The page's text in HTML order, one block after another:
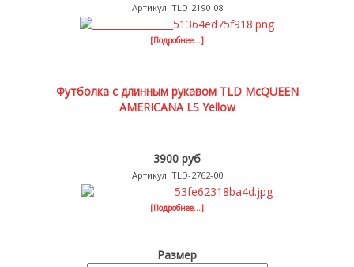
Артикул: TLD-2190-08
[Подробнее...]
Футболка с длинным рукавом TLD McQUEEN
AMERICANA LS Yellow
3900 руб
Артикул: TLD-2762-00
[Подробнее...]
Размер